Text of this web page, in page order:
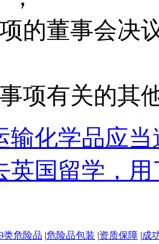
的董事会决
项有关的其
输化学品应
英国留学，
类危险品 |危险品包装 |资质保障 |成